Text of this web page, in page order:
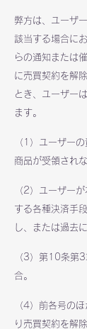
弊方は、ユーザ
該当する場合に
らの通知または
に売買契約を解
とき、ユーザー
ます。
（1）ユーザー
商品が受領され
（2）ユーザー
する各種決済手
し、または過去
（3）第10条第
合。
（4）前各号の
り売買契約を解